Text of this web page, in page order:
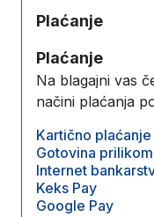
Plaćanje
Plaćanje
Na blagajni vas
načini plaćanja
Kartično plaćanje
Gotovina
Internet
Keks Pay
Google Pay